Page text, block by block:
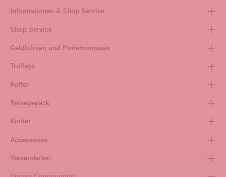
Informationen & Shop Service
Shop Service
Geldbörsen und Portemonnaies
Trolleys
Koffer
Reisegepäck
Kinder
Accessoires
Versandarten